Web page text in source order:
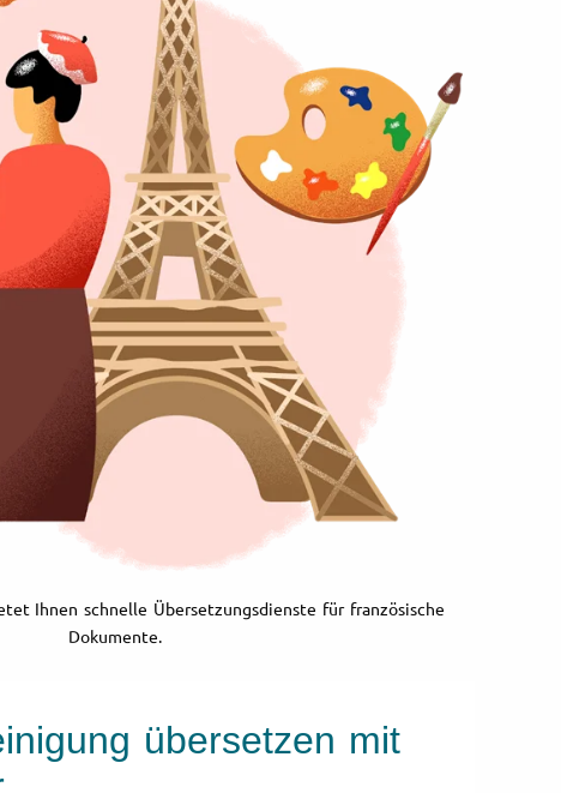
Ihnen schnelle Übersetzungsdienste für französische
Dokumente.
übersetzen mit